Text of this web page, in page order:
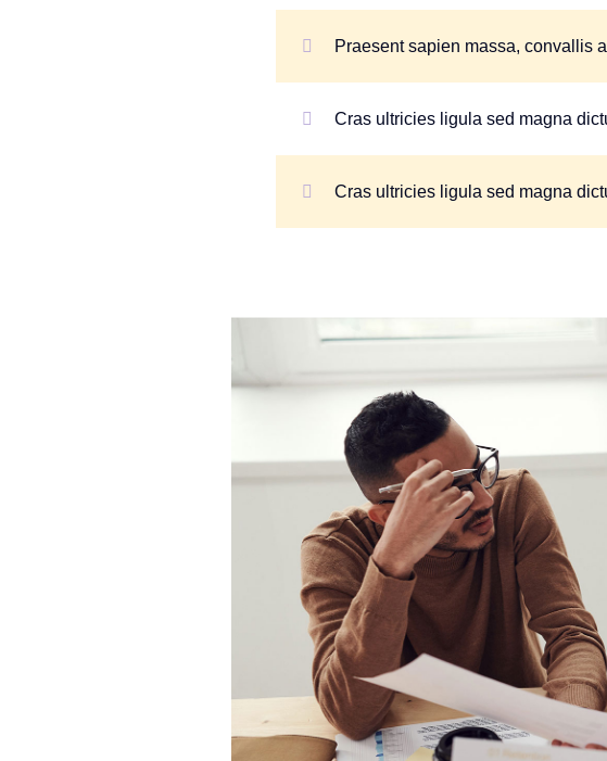
Praesent sapien massa, convallis
Cras ultricies ligula sed magna
Cras ultricies ligula sed magna